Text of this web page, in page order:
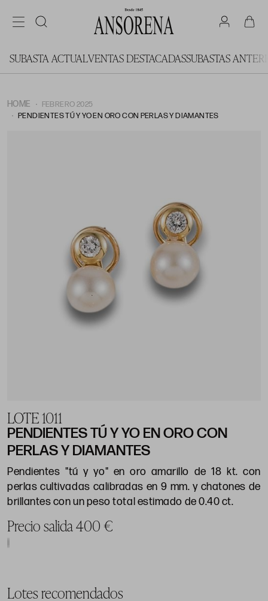
SUBASTA ACTUALVENTAS DESTACADASSUBASTAS
HOME
FEBRERO 2025
PENDIENTES TÚ Y YO EN ORO CON PERLAS Y DIAMANTES
LOTE 1011
PENDIENTES TÚ Y YO EN ORO CON
PERLAS Y DIAMANTES
Pendientes "tú y yo" en oro amarillo de 18 kt. con
perlas cultivadas calibradas en 9 mm. y chatones de
brillantes con un peso total estimado de 0.40 ct.
Precio salida 400 €
Lotes recomendados